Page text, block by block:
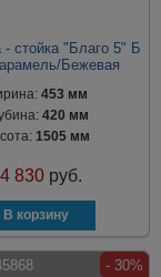
- стойка "Благо 5" Б
Бежевая
453 мм
420 мм
1505 мм
830 руб.
- 30%